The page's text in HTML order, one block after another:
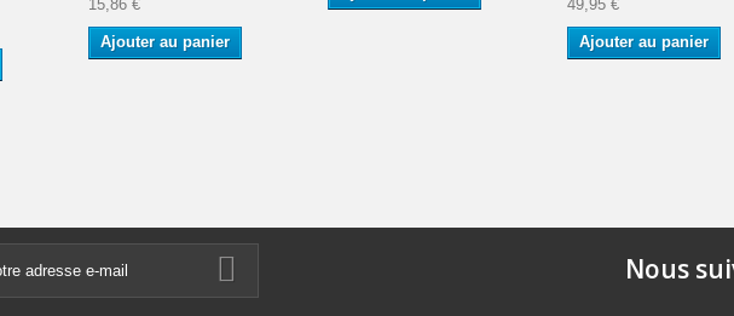
15,86 €
Ajouter au panier
49,95 €
Ajouter au panier
Nous